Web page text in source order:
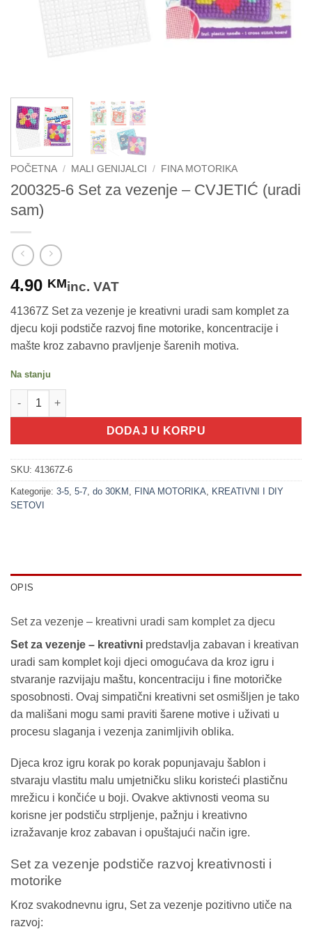
POČETNA / MALI GENIJALCI / FINA MOTORIKA
200325-6 Set za vezenje – CVJETIĆ (uradi
sam)
4.90 KMinc. VAT
41367Z Set za vezenje je kreativni uradi sam komplet za
djecu koji podstiče razvoj fine motorike, koncentracije i
mašte kroz zabavno pravljenje šarenih motiva.
Na stanju
200325-6 Set za vezenje - CVJETIĆ (uradi sam) količina
DODAJ U KORPU
SKU: 41367Z-6
Kategorije: 3-5 5-7 do 30KM FINA MOTORIKA
KREATIVNI I DIY
SETOVI
OPIS
Set za vezenje – kreativni uradi sam komplet za djecu
Set za vezenje – kreativni predstavlja zabavan i kreativan
uradi sam komplet koji djeci omogućava da kroz igru i
stvaranje razvijaju maštu, koncentraciju i fine motoričke
sposobnosti. Ovaj simpatični kreativni set osmišljen je tako
da mališani mogu sami praviti šarene motive i uživati u
procesu slaganja i vezenja zanimljivih oblika.
Djeca kroz igru korak po korak popunjavaju šablon i
stvaraju vlastitu malu umjetničku sliku koristeći plastičnu
mrežicu i končiće u boji. Ovakve aktivnosti veoma su
korisne jer podstiču strpljenje, pažnju i kreativno
izražavanje kroz zabavan i opuštajući način igre.
Set za vezenje podstiče razvoj kreativnosti i
motorike
Kroz svakodnevnu igru, Set za vezenje pozitivno utiče na
razvoj: